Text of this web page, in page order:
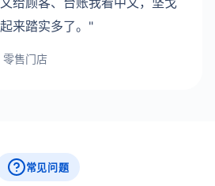
来踏实多了。"
售门店
常见问题